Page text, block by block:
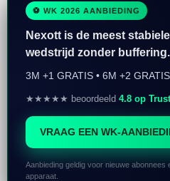
⚽ WK 2026 AANBIEDING
Nexott is de meest
wedstrijd zonder buffering.
3M +1 GRATIS • 6M +2
★★★★★ beoordeeld 4.8 op
VRAAG EEN WK-
Aanbieding geldig voor nieuwe abonnees
apparaat.